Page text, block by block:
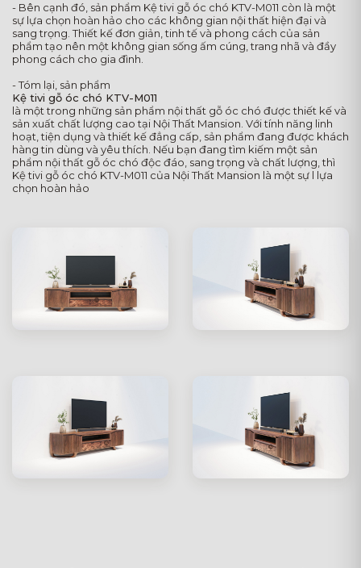
- Bên cạnh đó, sản phẩm Kệ tivi gỗ óc chó KTV-M011 còn là một
sự lựa chọn hoàn hảo cho các không gian nội thất hiện đại và
sang trọng. Thiết kế đơn giản, tinh tế và phong cách của sản
phẩm tạo nên một không gian sống ấm cúng, trang nhã và đầy
phong cách cho gia đình.
- Tóm lại, sản phẩm
Kệ tivi gỗ óc chó KTV-M011
là một trong những sản phẩm nội thất gỗ óc chó được thiết kế và
sản xuất chất lượng cao tại Nội Thất Mansion. Với tính năng linh
hoạt, tiện dụng và thiết kế đẳng cấp, sản phẩm đang được khách
hàng tin dùng và yêu thích. Nếu bạn đang tìm kiếm một sản
phẩm nội thất gỗ óc chó độc đáo, sang trọng và chất lượng, thì
Kệ tivi gỗ óc chó KTV-M011 của Nội Thất Mansion là một sự l lựa
chọn hoàn hảo